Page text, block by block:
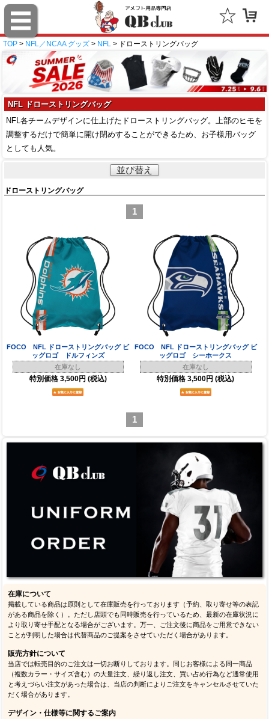
TOP > NFL／NCAA グッズ > NFL > ドローストリングバッグ
NFL ドローストリングバッグ
NFL各チームデザインに仕上げたドローストリングバッグ。上部のヒモを
調整するだけで簡単に開け閉めすることができるため、お子様用バッグ
としても人気。
並び替え
ドローストリングバッグ
1
FOCO NFL ドローストリングバッグ ビ
ッグロゴ ドルフィンズ
在庫なし
特別価格 3,500円 (税込)
FOCO NFL ドローストリングバッグ ビ
ッグロゴ シーホークス
在庫なし
特別価格 3,500円 (税込)
1
在庫について
掲載している商品は原則として在庫販売を行っております（予約、取り寄せ等の表記
がある商品を除く）。ただし店頭でも同時販売を行っているため、最新の在庫状況に
より取り寄せ手配となる場合がございます。万一、ご注文後に商品をご用意できない
ことが判明した場合は代替商品のご提案をさせていただく場合があります。
販売方針について
当店では転売目的のご注文は一切お断りしております。同じお客様による同一商品
（複数カラー・サイズ含む）の大量注文、繰り返し注文、買い占め行為など通常使用
と考えづらい注文があった場合は、当店の判断によりご注文をキャンセルさせていた
だく場合があります。
デザイン・仕様等に関するご案内